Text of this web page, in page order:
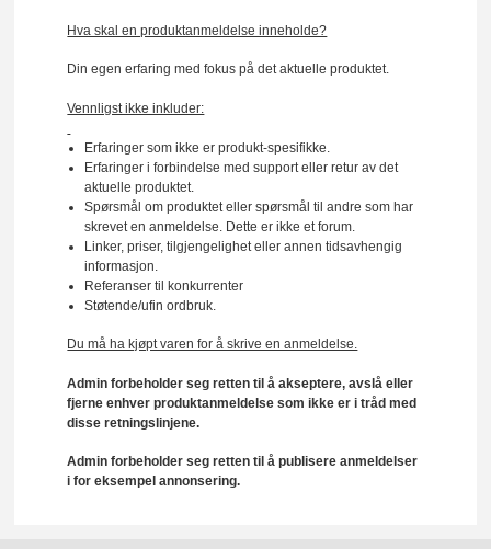
Hva skal en produktanmeldelse inneholde?
Din egen erfaring med fokus på det aktuelle produktet.
Vennligst ikke inkluder:
Erfaringer som ikke er produkt-spesifikke.
Erfaringer i forbindelse med support eller retur av det
aktuelle produktet.
Spørsmål om produktet eller spørsmål til andre som har
skrevet en anmeldelse. Dette er ikke et forum.
Linker, priser, tilgjengelighet eller annen tidsavhengig
informasjon.
Referanser til konkurrenter
Støtende/ufin ordbruk.
Du må ha kjøpt varen for å skrive en anmeldelse.
Admin forbeholder seg retten til å akseptere, avslå eller
fjerne enhver produktanmeldelse som ikke er i tråd med
disse retningslinjene.
Admin forbeholder seg retten til å publisere anmeldelser
i for eksempel annonsering.